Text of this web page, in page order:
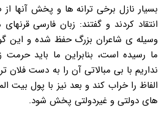
بسیار نازل برخی ترانه ها و پخش آنها
انتقاد کردند و گفتند: زبان فارسی
وسیله ی شاعران بزرگ حفظ شده و این
ما رسیده است، بنابراین ما باید حرمت
نداریم با بی مبالاتی آن را به دست فلان
الفاظ را خراب کند و بعد نیز با پول بیت
های دولتی و غیردولتی پخش شود.